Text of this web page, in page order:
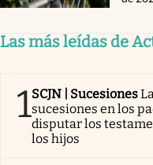
Las más leídas de
1SCJN | Sucesiones
sucesiones en los
disputar los
los hijos